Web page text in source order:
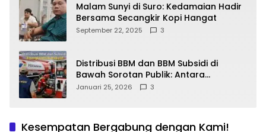
Malam Sunyi di Suro: Kedamaian Hadir
Bersama Secangkir Kopi Hangat
September 22, 2025 3
Distribusi BBM dan BBM Subsidi di
Bawah Sorotan Publik: Antara
Kepentingan Negara, Hak Konsumen,
Januari 25, 2026 3
Kesempatan Bergabung dengan Kami!